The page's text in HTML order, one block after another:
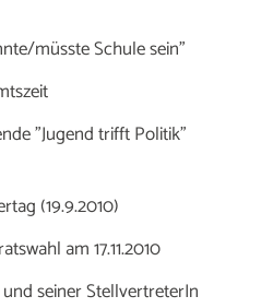
müsste Schule sein"
"Jugend trifft Politik"
(19.9.2010)
am 17.11.2010
seiner StellvertreterIn